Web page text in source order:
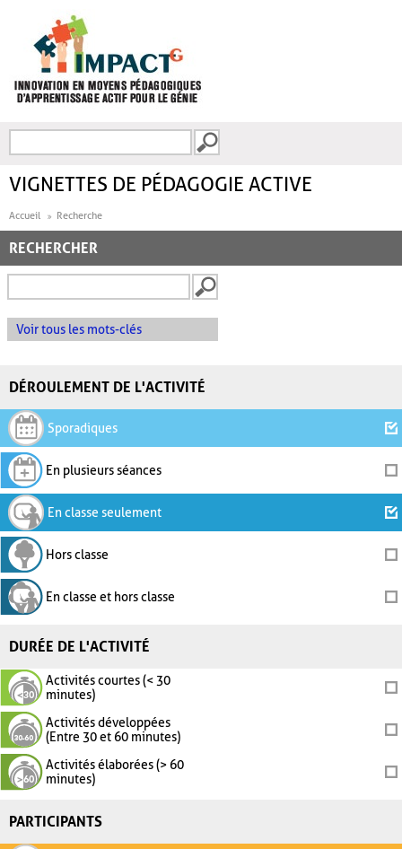
FORMULAIRE DE
VIGNETTES DE PÉDAGOGIE ACTIVE
Accueil Recherche
RECHERCHER
Voir tous les mots-clés
DÉROULEMENT DE L'ACTIVITÉ
Sporadiques
En plusieurs séances
En classe seulement
Hors classe
En classe et hors classe
DURÉE DE L'ACTIVITÉ
Activités courtes (< 30
minutes)
Activités développées
(Entre 30 et 60 minutes)
Activités élaborées (> 60
minutes)
PARTICIPANTS